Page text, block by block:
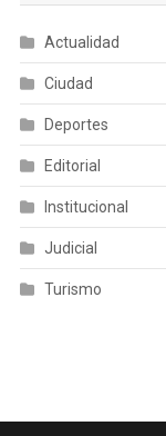
Actualidad
Ciudad
Deportes
Editorial
Institucional
Judicial
Turismo